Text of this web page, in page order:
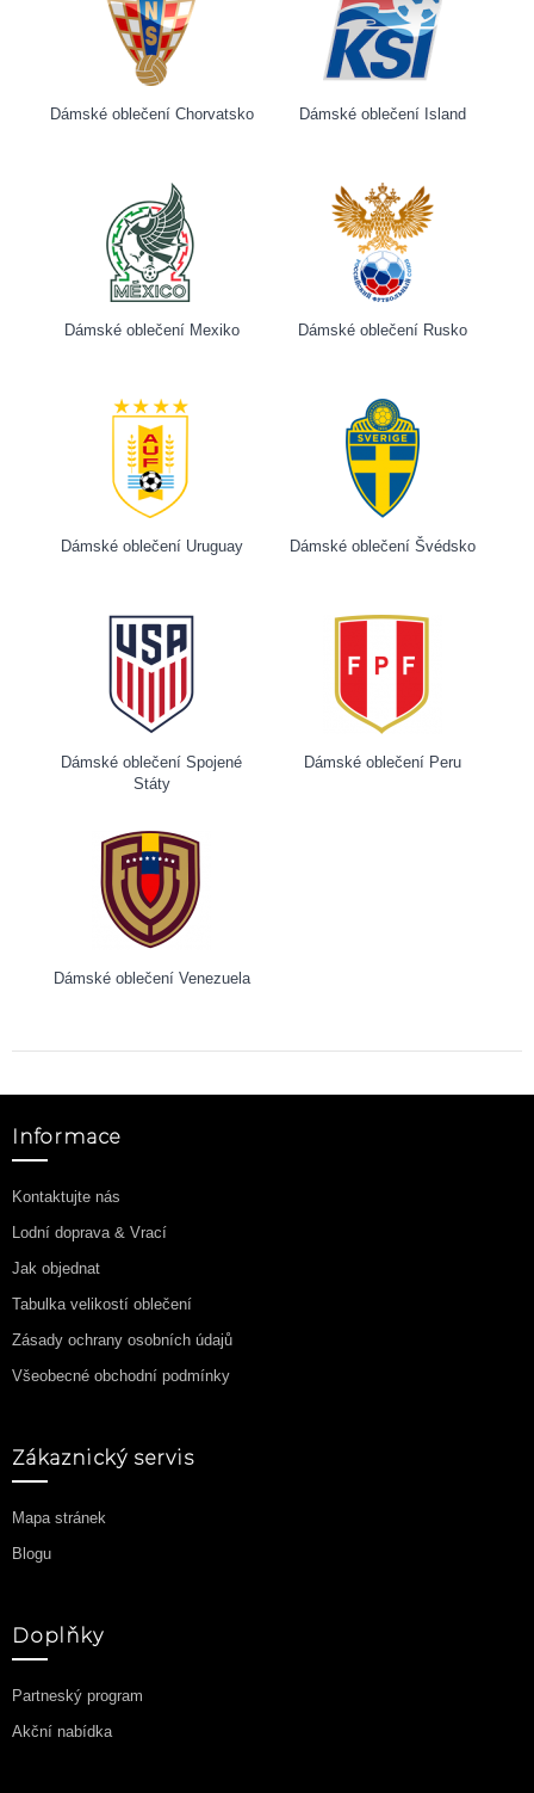
Dámské oblečení Chorvatsko Dámské oblečení Island
Dámské oblečení Mexiko Dámské oblečení Rusko
Dámské oblečení Uruguay Dámské oblečení Švédsko
Dámské oblečení Spojené
Státy
Dámské oblečení Peru
Dámské oblečení Venezuela
Informace
Kontaktujte nás
Lodní doprava & Vrací
Jak objednat
Tabulka velikostí oblečení
Zásady ochrany osobních údajů
Všeobecné obchodní podmínky
Zákaznický servis
Mapa stránek
Blogu
Doplňky
Partneský program
Akční nabídka